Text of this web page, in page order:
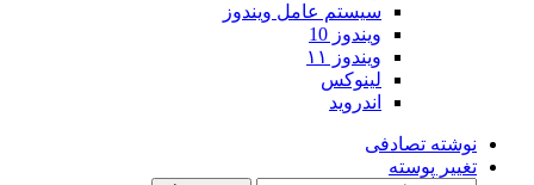
سیستم عامل ویندوز
ویندوز 10
ویندوز ۱۱
لینوکس
اندروید
نوشته تصادفی
تغییر پوسته